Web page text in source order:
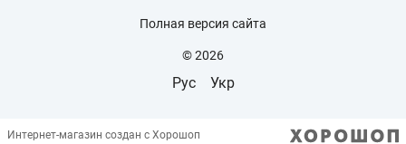
Полная версия сайта
© 2026
Рус Укр
Интернет-магазин создан с Хорошоп